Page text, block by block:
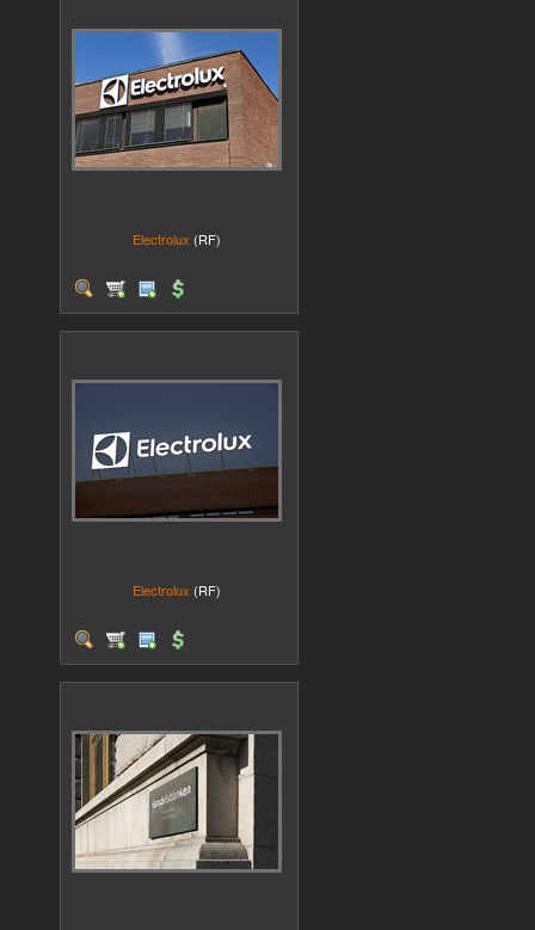
Electrolux (RF)
Electrolux (RF)